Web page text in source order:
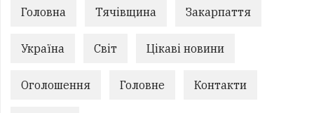
Головна Тячівщина Закарпаття
Україна Світ Цікаві новини
Оголошення Головне Контакти